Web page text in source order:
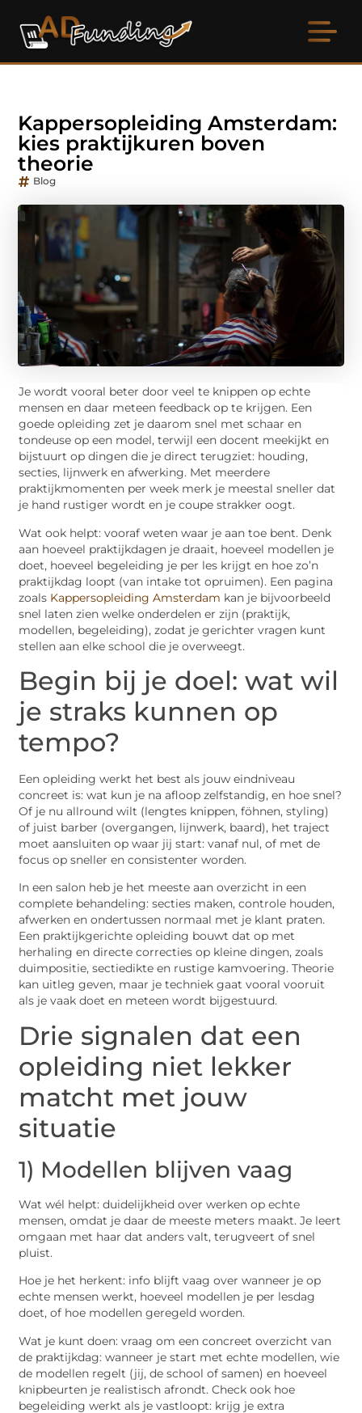
Kappersopleiding Amsterdam:
kies praktijkuren boven
theorie
Blog
Je wordt vooral beter door veel te knippen op echte
mensen en daar meteen feedback op te krijgen. Een
goede opleiding zet je daarom snel met schaar en
tondeuse op een model, terwijl een docent meekijkt en
bijstuurt op dingen die je direct terugziet: houding,
secties, lijnwerk en afwerking. Met meerdere
praktijkmomenten per week merk je meestal sneller dat
je hand rustiger wordt en je coupe strakker oogt.
Wat ook helpt: vooraf weten waar je aan toe bent. Denk
aan hoeveel praktijkdagen je draait, hoeveel modellen je
doet, hoeveel begeleiding je per les krijgt en hoe zo’n
praktijkdag loopt (van intake tot opruimen). Een pagina
zoals Kappersopleiding Amsterdam kan je bijvoorbeeld
snel laten zien welke onderdelen er zijn (praktijk,
modellen, begeleiding), zodat je gerichter vragen kunt
stellen aan elke school die je overweegt.
Begin bij je doel: wat wil
je straks kunnen op
tempo?
Een opleiding werkt het best als jouw eindniveau
concreet is: wat kun je na afloop zelfstandig, en hoe snel?
Of je nu allround wilt (lengtes knippen, föhnen, styling)
of juist barber (overgangen, lijnwerk, baard), het traject
moet aansluiten op waar jij start: vanaf nul, of met de
focus op sneller en consistenter worden.
In een salon heb je het meeste aan overzicht in een
complete behandeling: secties maken, controle houden,
afwerken en ondertussen normaal met je klant praten.
Een praktijkgerichte opleiding bouwt dat op met
herhaling en directe correcties op kleine dingen, zoals
duimpositie, sectiedikte en rustige kamvoering. Theorie
kan uitleg geven, maar je techniek gaat vooral vooruit
als je vaak doet en meteen wordt bijgestuurd.
Drie signalen dat een
opleiding niet lekker
matcht met jouw
situatie
1) Modellen blijven vaag
Wat wél helpt: duidelijkheid over werken op echte
mensen, omdat je daar de meeste meters maakt. Je leert
omgaan met haar dat anders valt, terugveert of snel
pluist.
Hoe je het herkent: info blijft vaag over wanneer je op
echte mensen werkt, hoeveel modellen je per lesdag
doet, of hoe modellen geregeld worden.
Wat je kunt doen: vraag om een concreet overzicht van
de praktijkdag: wanneer je start met echte modellen, wie
de modellen regelt (jij, de school of samen) en hoeveel
knipbeurten je realistisch afrondt. Check ook hoe
begeleiding werkt als je vastloopt: krijg je extra